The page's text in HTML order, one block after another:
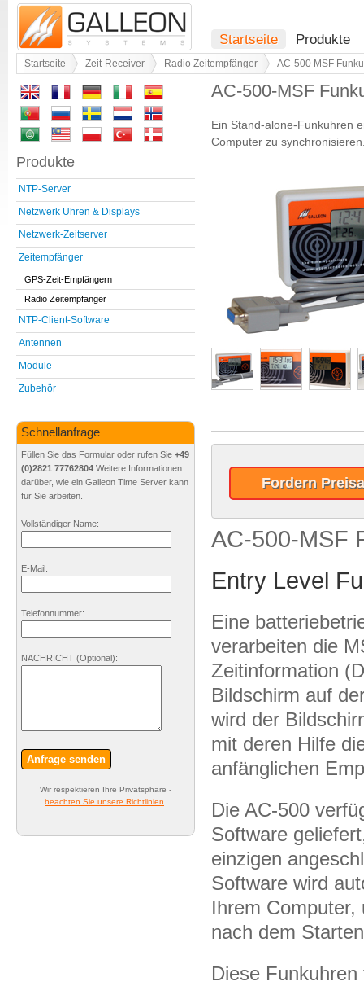
Startseite Produkte
Startseite Zeit-Receiver Radio Zeitempfänger AC-500 MSF
AC-500-MSF
Ein Stand-alone-Funkuhren
Computer zu
Fordern
AC-500-MSF
Entry Level
Eine
verarbeiten die
Zeitinformation
Bildschirm auf
wird der
mit deren Hilfe
anfänglichen
Die AC-500
Software
einzigen
Software wird
Ihrem
nach dem
Diese
Produkte
NTP-Server
Netzwerk Uhren & Displays
Netzwerk-Zeitserver
Zeitempfänger
GPS-Zeit-Empfängern
Radio Zeitempfänger
NTP-Client-Software
Antennen
Module
Zubehör
Schnellanfrage
Füllen Sie das Formular oder rufen Sie +49
(0)2821 77762804 Weitere Informationen
darüber, wie ein Galleon Time Server kann
für Sie arbeiten.
Vollständiger Name:
E-Mail:
Telefonnummer:
NACHRICHT (Optional):
Anfrage senden
Wir respektieren Ihre Privatsphäre -
beachten Sie unsere Richtlinien